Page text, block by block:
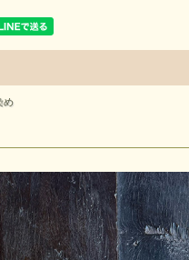
め